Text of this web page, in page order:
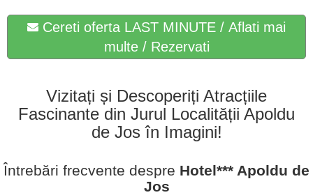
Cereti oferta LAST MINUTE / Aflati mai
multe / Rezervati
Vizitați și Descoperiți Atracțiile
Fascinante din Jurul Localității Apoldu
de Jos în Imagini!
Întrebări frecvente despre Hotel*** Apoldu de
Jos